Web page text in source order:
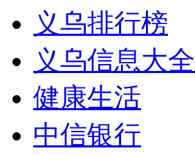
义乌排行榜
义乌信息大全
健康生活
中信银行